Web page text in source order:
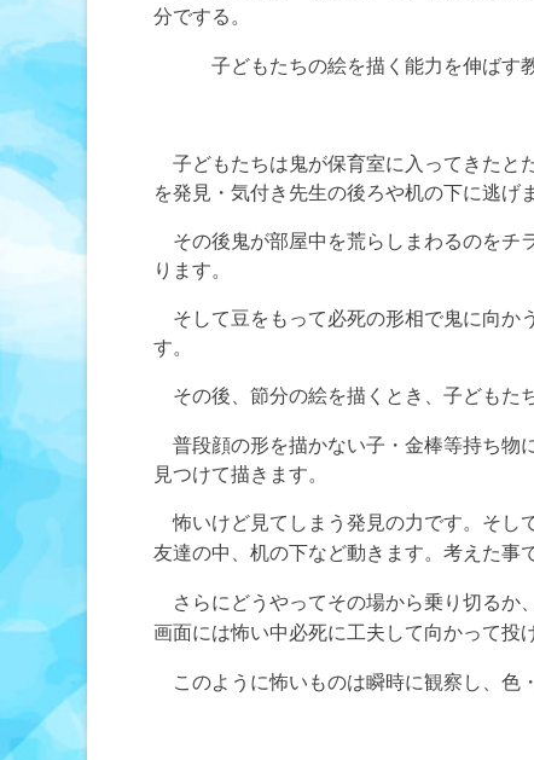
分でする。
子どもたちの絵を描く能力を伸ばす
子どもたちは鬼が保育室に入ってきたと
を発見・気付き先生の後ろや机の下に逃げま
その後鬼が部屋中を荒らしまわるのをチ
ります。
そして豆をもって必死の形相で鬼に向か
す。
その後、
節分の絵を描くとき、子どもた
普段顔の形を描かない子・金棒等持ち物
見つけて描きます。
怖いけど見てしまう発見の力です。そし
友達の中、机の下など動きます。考えた事
さらにどうやってその場から乗り切るか、
画面には怖い中必死に工夫して向かって投
このように怖いものは瞬時に観察し、色